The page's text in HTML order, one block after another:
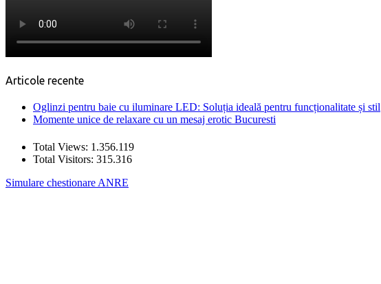
Articole recente
Oglinzi pentru baie cu iluminare LED: Soluția ideală pentru funcționalitate și stil
Momente unice de relaxare cu un mesaj erotic Bucuresti
Total Views: 1.356.119
Total Visitors: 315.316
Simulare chestionare ANRE